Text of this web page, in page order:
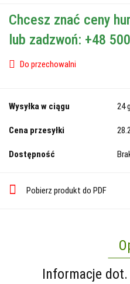
Chcesz znać ceny
lub zadzwoń: +48
Do przechowalni
Wysyłka w ciągu 24
Cena przesyłki
Dostępność
Pobierz produkt do PDF
Informacje